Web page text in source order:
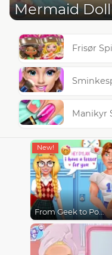
Mermaid
Frisør Spill
Manikyr
From Geek to Popular Girl